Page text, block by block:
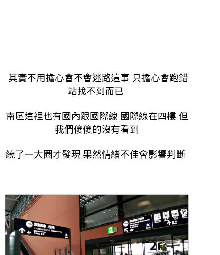
其實不用擔心會不會迷路這事 只擔心會跑錯
站找不到而已
南區這裡也有國內跟國際線 國際線在四樓 但
我們傻傻的沒有看到
繞了一大圈才發現 果然情緒不佳會影響判斷